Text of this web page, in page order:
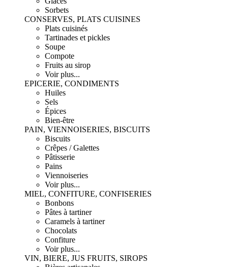
Sorbets
CONSERVES, PLATS CUISINES
Plats cuisinés
Tartinades et pickles
Soupe
Compote
Fruits au sirop
Voir plus...
EPICERIE, CONDIMENTS
Huiles
Sels
Épices
Bien-être
PAIN, VIENNOISERIES, BISCUITS
Biscuits
Crêpes / Galettes
Pâtisserie
Pains
Viennoiseries
Voir plus...
MIEL, CONFITURE, CONFISERIES
Bonbons
Pâtes à tartiner
Caramels à tartiner
Chocolats
Confiture
Voir plus...
VIN, BIERE, JUS FRUITS, SIROPS